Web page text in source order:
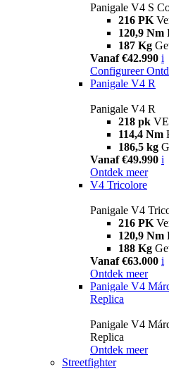
Panigale V4 S
216 PK
120,9 Nm
187 Kg
Vanaf €42.990 i
Configureer
Panigale V4 R
Panigale V4 R
218 pk
114,4 Nm
186,5 kg
Vanaf €49.990 i
Ontdek meer
V4 Tricolore
Panigale V4
216 PK
120,9 Nm
188 Kg
Vanaf €63.000 i
Ontdek meer
Panigale V4
Replica
Panigale V4
Replica
Ontdek meer
Streetfighter